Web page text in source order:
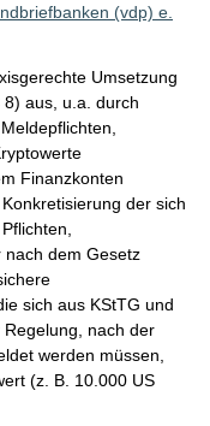
(vdp) e.
Umsetzung
aus, u.a. durch
Finanzkonten
der sich
nach dem Gesetz
sich aus KStTG und
nach der
werden müssen,
(z. B. 10.000 US